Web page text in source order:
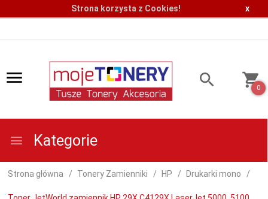
Strona korzysta z Cookies! x
0
Kategorie
Strona główna Tonery Zamienniki HP Drukarki mono